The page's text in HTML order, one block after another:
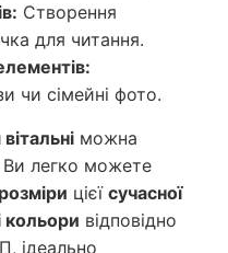
Створення
для читання.
чи сімейні фото.
можна
Ви легко можете
цієї сучасної
кольори відповідно
ідеально